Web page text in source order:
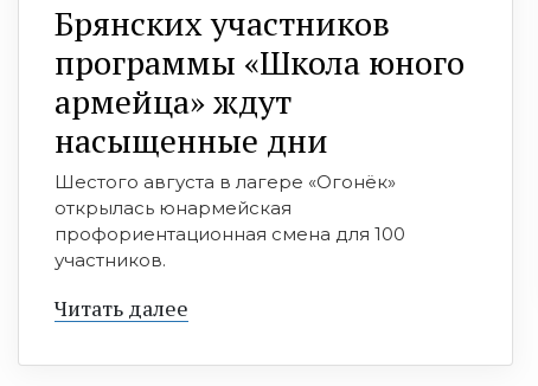
Брянских участников
программы «Школа юного
армейца» ждут
насыщенные дни
Шестого августа в лагере «Огонёк»
открылась юнармейская
профориентационная смена для 100
участников.
Читать далее